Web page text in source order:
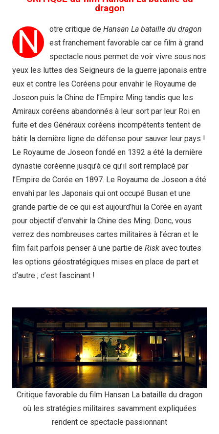
dragon
N otre critique de Hansan La bataille du dragon
est franchement favorable car ce film à grand
spectacle nous permet de voir vivre sous nos
yeux les luttes des Seigneurs de la guerre japonais entre
eux et contre les Coréens pour envahir le Royaume de
Joseon puis la Chine de l’Empire Ming tandis que les
Amiraux coréens abandonnés à leur sort par leur Roi en
fuite et des Généraux coréens incompétents tentent de
bâtir la dernière ligne de défense pour sauver leur pays !
Le Royaume de Joseon fondé en 1392 a été la dernière
dynastie coréenne jusqu’à ce qu’il soit remplacé par
l’Empire de Corée en 1897. Le Royaume de Joseon a été
envahi par les Japonais qui ont occupé Busan et une
grande partie de ce qui est aujourd’hui la Corée en ayant
pour objectif d’envahir la Chine des Ming. Donc, vous
verrez des nombreuses cartes militaires à l’écran et le
film fait parfois penser à une partie de Risk avec toutes
les options géostratégiques mises en place de part et
d’autre ; c’est fascinant !
Critique favorable du film Hansan La bataille du dragon
où les stratégies militaires savamment expliquées
rendent ce spectacle passionnant